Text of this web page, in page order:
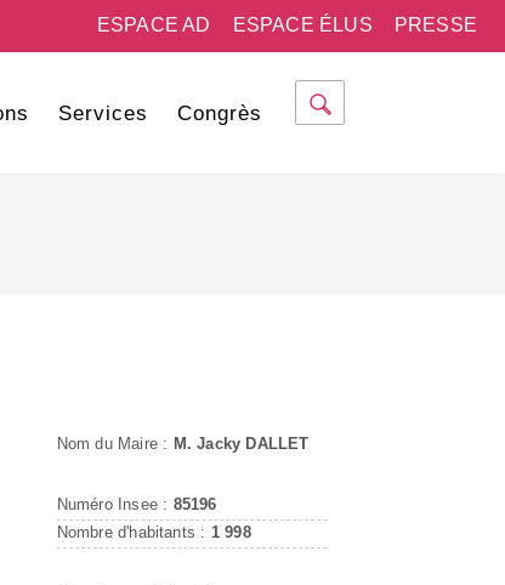
PRESSE
ESPACE ÉLUS
ESPACE AD
Services Congrès
Nom du Maire : M. Jacky DALLET
Numéro Insee : 85196
Nombre d'habitants : 1 998